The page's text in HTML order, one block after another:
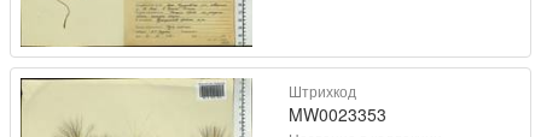
Штрихкод
MW0023353